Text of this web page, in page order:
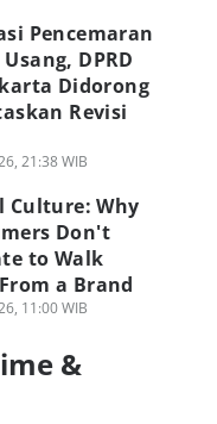
Pencemaran
DPRD
Didorong
Revisi
21:38 WIB
Culture: Why
Don't
to Walk
a Brand
11:00 WIB
&